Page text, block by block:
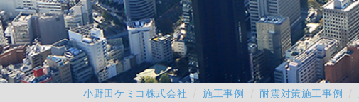
小野田ケミコ株式会社 施工事例 耐震対策施工事例